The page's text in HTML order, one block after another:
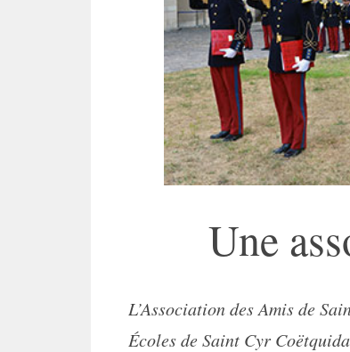
Une
L’Association des Amis de
Écoles de Saint Cyr